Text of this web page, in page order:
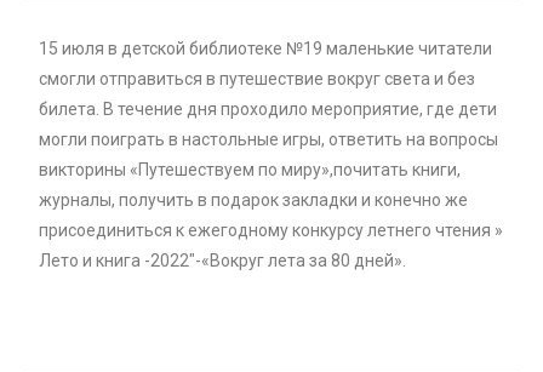
15 июля в детской библиотеке №19 маленькие читатели
смогли отправиться в путешествие вокруг света и без
билета. В течение дня проходило мероприятие, где дети
могли поиграть в настольные игры, ответить на вопросы
викторины «Путешествуем по миру»,почитать книги,
журналы, получить в подарок закладки и конечно же
присоединиться к ежегодному конкурсу летнего чтения »
Лето и книга -2022″-«Вокруг лета за 80 дней».